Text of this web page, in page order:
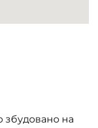
збудовано на